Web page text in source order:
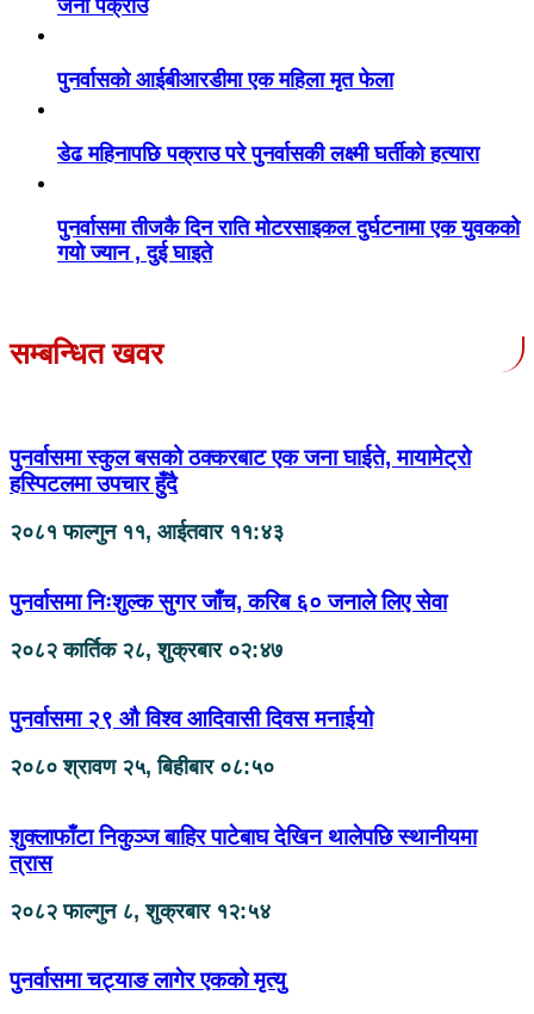
जना पक्राउ
पुनर्वासको आईबीआरडीमा एक महिला मृत फेला
डेढ महिनापछि पक्राउ परे पुनर्वासकी लक्ष्मी घर्तीको हत्यारा
पुनर्वासमा तीजकै दिन राति मोटरसाइकल दुर्घटनामा एक युवकको
गयो ज्यान , दुई घाइते
सम्बन्धित खवर
पुनर्वासमा स्कुल बसको ठक्करबाट एक जना घाईते, मायामेट्रो
हस्पिटलमा उपचार हुँदै
२०८१ फाल्गुन ११, आईतवार ११:४३
पुनर्वासमा निःशुल्क सुगर जाँच, करिब ६० जनाले लिए सेवा
२०८२ कार्तिक २८, शुक्रबार ०२:४७
पुनर्वासमा २९ औ विश्व आदिवासी दिवस मनाईयो
२०८० श्रावण २५, बिहीबार ०८:५०
शुक्लाफाँटा निकुञ्ज बाहिर पाटेबाघ देखिन थालेपछि स्थानीयमा
त्रास
२०८२ फाल्गुन ८, शुक्रबार १२:५४
पुनर्वासमा चट्याङ लागेर एकको मृत्यु